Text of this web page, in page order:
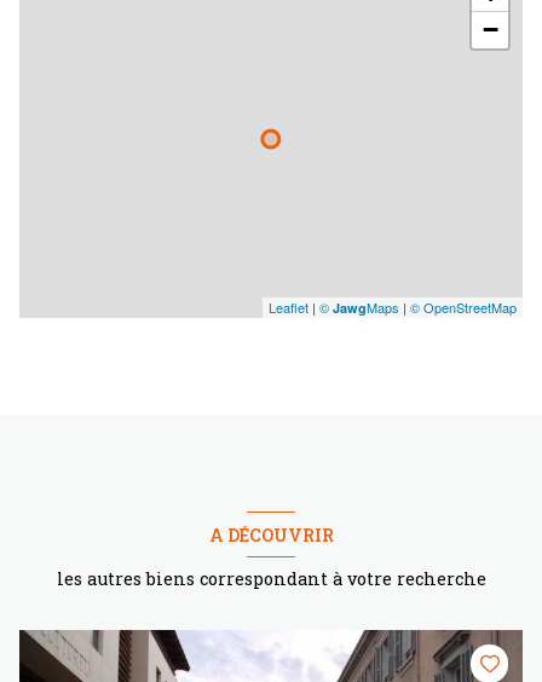
−
Leaflet | © JawgMaps | © OpenStreetMap
A DÉCOUVRIR
les autres biens correspondant à votre recherche